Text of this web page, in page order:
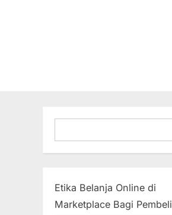
Etika Belanja Online di
Marketplace Bagi Pembeli